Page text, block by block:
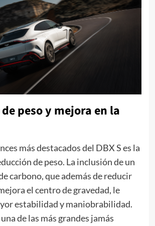
peso y mejora en la
más destacados del DBX S es la
de peso. La inclusión de un
carbono, que además de reducir
el centro de gravedad, le
estabilidad y maniobrabilidad.
de las más grandes jamás